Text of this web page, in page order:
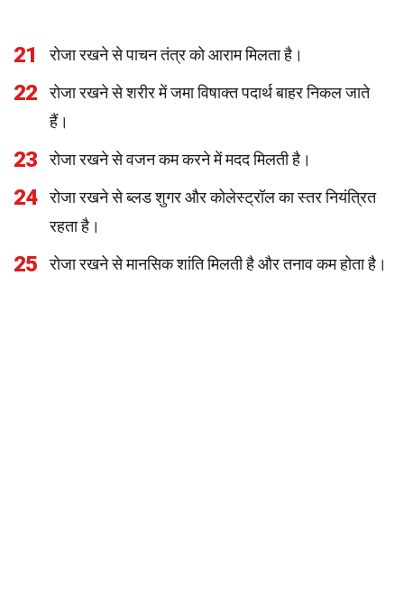
21 रोजा रखने से पाचन तंत्र को आराम मिलता है।
22
रोजा रखने से शरीर में जमा विषाक्त पदार्थ बाहर निकल जाते
हैं।
23 रोजा रखने से वजन कम करने में मदद मिलती है।
24
रोजा रखने से ब्लड शुगर और कोलेस्ट्रॉल का स्तर नियंत्रित
रहता है।
25 रोजा रखने से मानसिक शांति मिलती है और तनाव कम होता है।